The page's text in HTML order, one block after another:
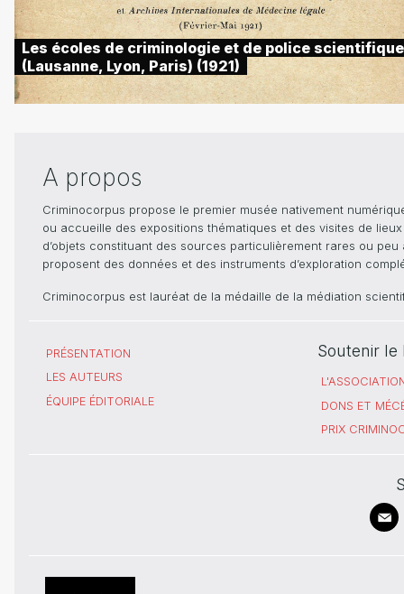
Les écoles de criminologie et de police scientifique
(Lausanne, Lyon, Paris) (1921)
A propos
Criminocorpus propose le premier musée nativement
ou accueille des expositions thématiques et des visites de
d’objets constituant des sources particulièrement rares ou
proposent des données et des instruments d’exploration
Criminocorpus est lauréat de la médaille de la médiation
PRÉSENTATION
LES AUTEURS
ÉQUIPE ÉDITORIALE
Soutenir le
DONS ET
PRIX